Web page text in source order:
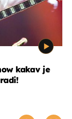
kakav je